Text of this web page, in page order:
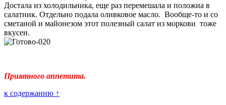
Достала из холодильника, еще раз перемешала и положиа в
салатник. Отдельно подала оливковое масло. Вообще-то и со
сметаной и майонезом этот полезный салат из моркови тоже
вкусен.
Приятного аппетита.
к содержанию ↑